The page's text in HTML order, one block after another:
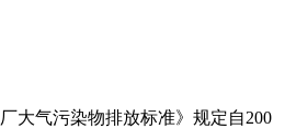
大气污染物排放标准》规定自200